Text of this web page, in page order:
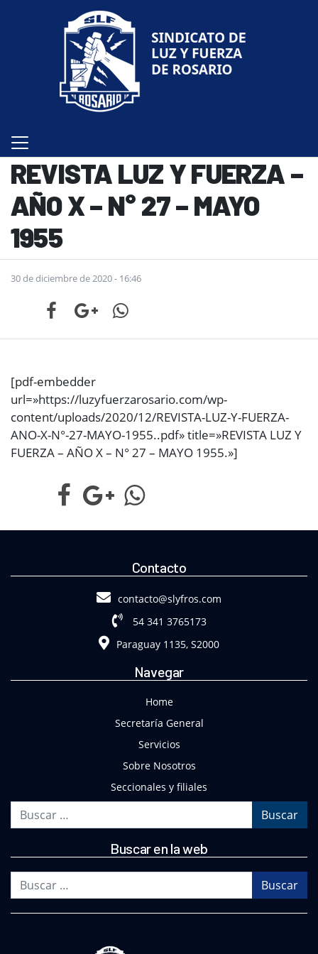
REVISTA LUZ Y FUERZA –
AÑO X – N° 27 – MAYO
1955
30 de diciembre de 2020 - 16:46
[pdf-embedder
url=»https://luzyfuerzarosario.com/wp-
content/uploads/2020/12/REVISTA-LUZ-Y-FUERZA-
ANO-X-N°-27-MAYO-1955..pdf» title=»REVISTA LUZ Y
FUERZA – AÑO X – N° 27 – MAYO 1955.»]
Contacto
contacto@slyfros.com
54 341 3765173
Paraguay 1135, S2000
Navegar
Home
Secretaría General
Servicios
Sobre Nosotros
Seccionales y filiales
Buscar en la web